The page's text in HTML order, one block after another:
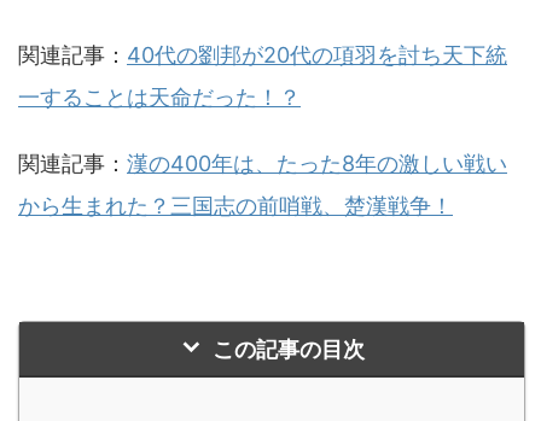
関連記事： 40代の劉邦が20代の項羽を討ち天下統
一することは天命だった！？
関連記事： 漢の400年は、たった8年の激しい戦い
から生まれた？三国志の前哨戦、楚漢戦争！
この記事の目次